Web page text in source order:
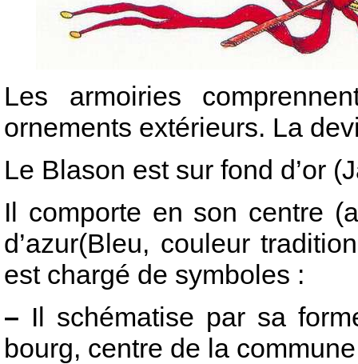
Les armoiries
ornements extérieurs. La
Le Blason est sur fond d’or
Il comporte en son centre
d’azur(Bleu, couleur
est chargé de symboles :
– Il schématise par sa
bourg, centre de la